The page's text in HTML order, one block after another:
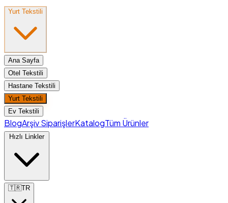
Yurt Tekstili
Ana Sayfa
Otel Tekstili
Hastane Tekstili
Yurt Tekstili
Ev Tekstili
BlogArşiv SiparişlerKatalogTüm Ürünler
Hızlı Linkler
🇹🇷TR